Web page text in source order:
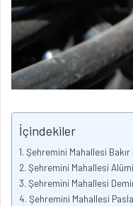
İçindekiler
Şehremini Mahallesi Bakır
Şehremini Mahallesi
Şehremini Mahallesi
Şehremini Mahallesi